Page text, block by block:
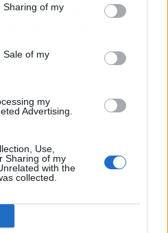
Sharing of my
Sale of my
my
Advertising.
Use,
Sharing of my
with the
collected.
VENDIDOS
AL AUMENTO
que más vemos en la
más vendidos en
sus precios crecían solo
frente al 5,6 % del